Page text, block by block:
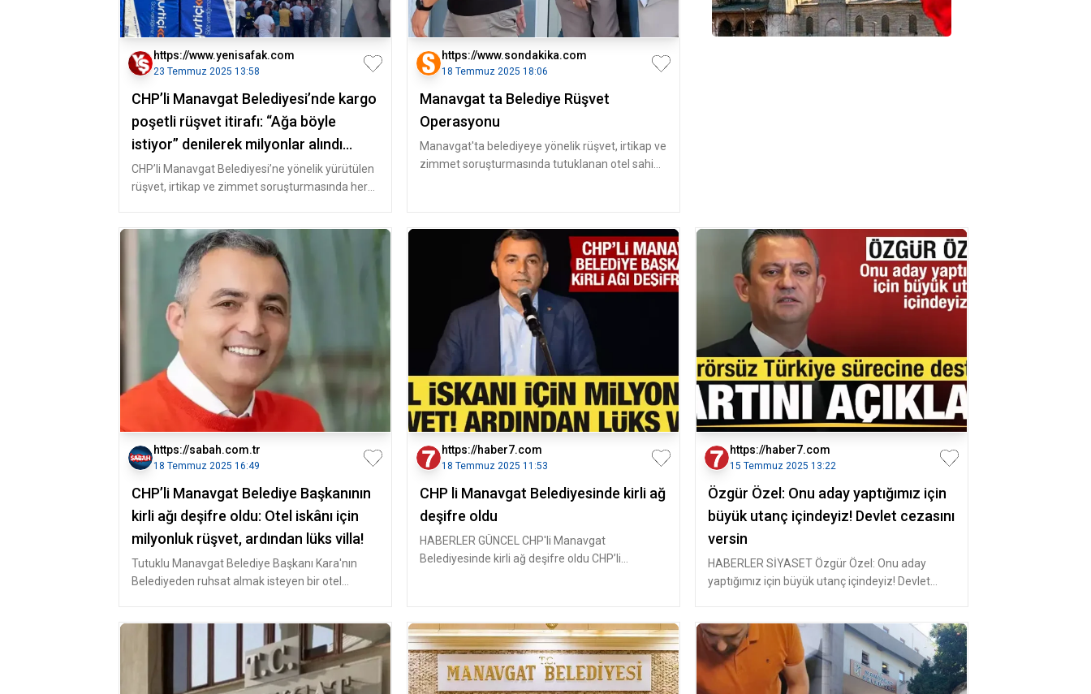
https://www.yenisafak.com
23 Temmuz 2025 13:58
CHP’li Manavgat Belediyesi’nde kargo
poşetli rüşvet itirafı: “Ağa böyle
istiyor” denilerek milyonlar alındı
Gündem Haberleri
CHP’li Manavgat Belediyesi’ne yönelik yürütülen
rüşvet, irtikap ve zimmet soruşturmasında her
https://www.sondakika.com
18 Temmuz 2025 18:06
Manavgat ta Belediye Rüşvet
Operasyonu
Manavgat'ta belediyeye yönelik rüşvet, irtikap ve
zimmet soruşturmasında tutuklanan otel sahibi
https://sabah.com.tr
18 Temmuz 2025 16:49
CHP’li Manavgat Belediye Başkanının
kirli ağı deşifre oldu: Otel iskânı için
milyonluk rüşvet, ardından lüks villa!
Tutuklu Manavgat Belediye Başkanı Kara'nın
Belediyeden ruhsat almak isteyen bir otel
https://haber7.com
18 Temmuz 2025 11:53
CHP li Manavgat Belediyesinde kirli ağ
deşifre oldu
HABERLER GÜNCEL CHP'li Manavgat
Belediyesinde kirli ağ deşifre oldu CHP’li
https://haber7.com
15 Temmuz 2025 13:22
Özgür Özel: Onu aday yaptığımız için
büyük utanç içindeyiz! Devlet cezasını
versin
HABERLER SİYASET Özgür Özel: Onu aday
yaptığımız için büyük utanç içindeyiz! Devlet